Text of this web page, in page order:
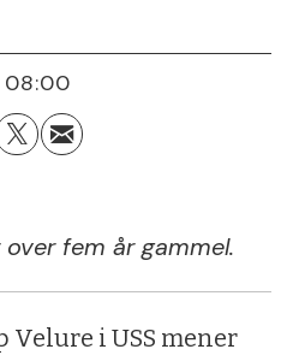
08:00
fem år gammel.
Velure i USS mener